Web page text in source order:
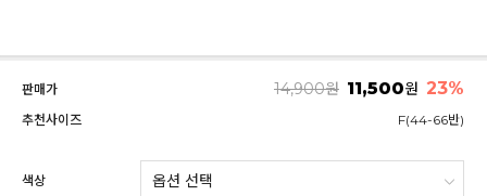
판매가 14,900원 11,500원 23%
추천사이즈 F(44-66반)
색상